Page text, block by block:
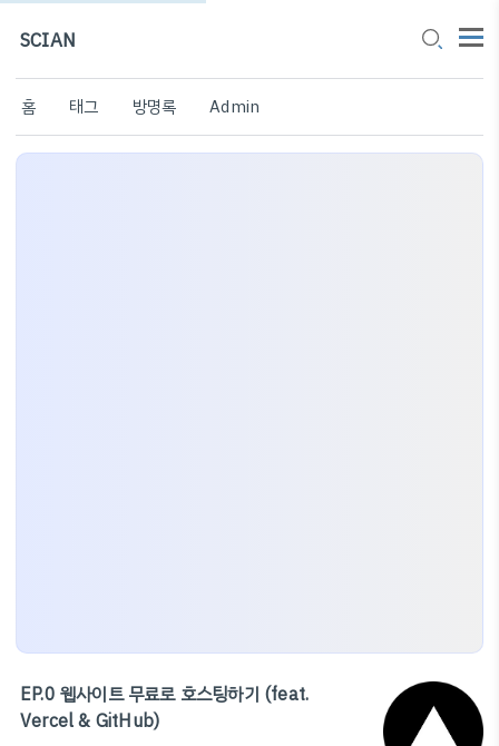
SCIAN
홈 태그 방명록 Admin
EP.0 웹사이트 무료로 호스팅하기 (feat.
Vercel & GitHub)